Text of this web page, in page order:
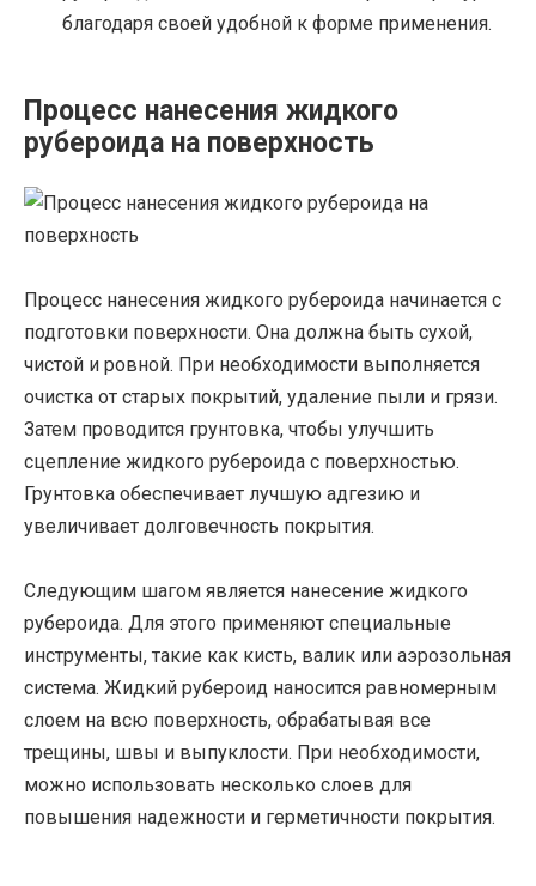
благодаря своей удобной к форме применения.
Процесс нанесения жидкого
рубероида на поверхность
Процесс нанесения жидкого рубероида начинается с
подготовки поверхности. Она должна быть сухой,
чистой и ровной. При необходимости выполняется
очистка от старых покрытий, удаление пыли и грязи.
Затем проводится грунтовка, чтобы улучшить
сцепление жидкого рубероида с поверхностью.
Грунтовка обеспечивает лучшую адгезию и
увеличивает долговечность покрытия.
Следующим шагом является нанесение жидкого
рубероида. Для этого применяют специальные
инструменты, такие как кисть, валик или аэрозольная
система. Жидкий рубероид наносится равномерным
слоем на всю поверхность, обрабатывая все
трещины, швы и выпуклости. При необходимости,
можно использовать несколько слоев для
повышения надежности и герметичности покрытия.